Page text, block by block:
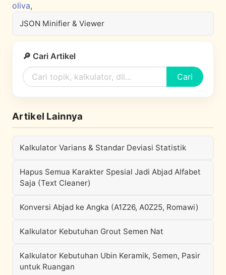
oliva,
JSON Minifier & Viewer
🔎 Cari Artikel
Cari
Artikel Lainnya
Kalkulator Varians & Standar Deviasi Statistik
Hapus Semua Karakter Spesial Jadi Abjad Alfabet
Saja (Text Cleaner)
Konversi Abjad ke Angka (A1Z26, A0Z25, Romawi)
Kalkulator Kebutuhan Grout Semen Nat
Kalkulator Kebutuhan Ubin Keramik, Semen, Pasir
untuk Ruangan